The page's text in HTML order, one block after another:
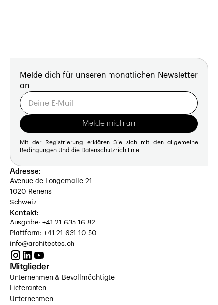
Melde dich für unseren monatlichen Newsletter
an
Mit der Registrierung erklären Sie sich mit den allgemeine
Bedingungen Und die Datenschutzrichtlinie
Adresse:
Avenue de Longemalle 21
1020 Renens
Schweiz
Kontakt:
Ausgabe: +41 21 635 16 82
Plattform: +41 21 631 10 50
info@architectes.ch
Mitglieder
Unternehmen & Bevollmächtigte
Lieferanten
Unternehmen